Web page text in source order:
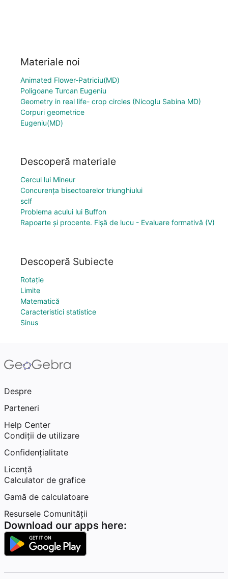
Materiale noi
Animated Flower-Patriciu(MD)
Poligoane Turcan Eugeniu
Geometry in real life- crop circles (Nicoglu Sabina MD)
Corpuri geometrice
Eugeniu(MD)
Descoperă materiale
Cercul lui Mineur
Concurența bisectoarelor triunghiului
sclf
Problema acului lui Buffon
Rapoarte și procente. Fișă de lucu - Evaluare formativă (V)
Descoperă Subiecte
Rotație
Limite
Matematică
Caracteristici statistice
Sinus
Despre
Parteneri
Help Center
Condiţii de utilizare
Confidențialitate
Licență
Calculator de grafice
Gamă de calculatoare
Resursele Comunității
Download our apps here: